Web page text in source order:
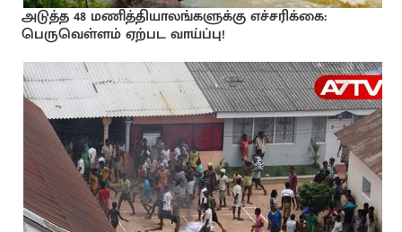
அடுத்த 48 மணித்தியாலங்களுக்கு எச்சரிக்கை:
பெருவெள்ளம் ஏற்பட வாய்ப்பு!